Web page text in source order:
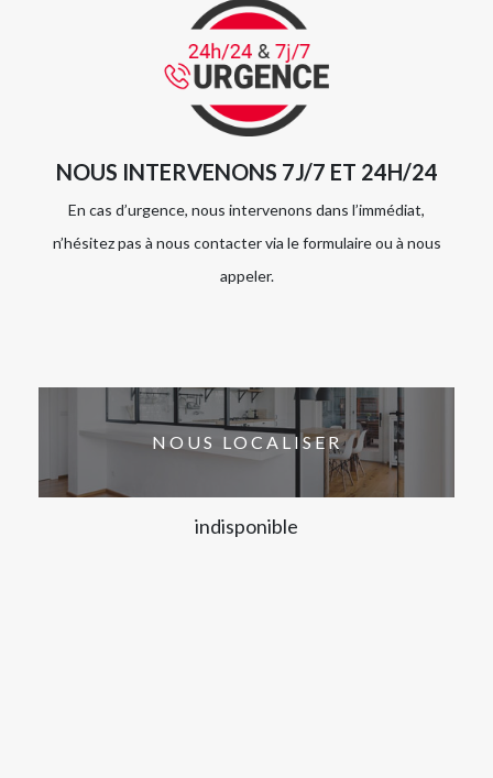
NOUS INTERVENONS 7J/7 ET 24H/24
En cas d’urgence, nous intervenons dans l’immédiat,
n’hésitez pas à nous contacter via le formulaire ou à nous
appeler.
NOUS LOCALISER
indisponible